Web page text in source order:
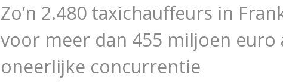
Zo’n 2.480 taxichauffeurs in
voor meer dan 455 miljoen euro
oneerlijke concurrentie